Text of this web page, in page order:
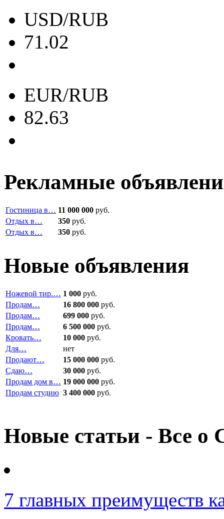
USD/RUB
71.02
EUR/RUB
82.63
Рекламные
Гостиница в… 11 000 000 руб.
Отдых в…
350 руб.
Отдых в…
350 руб.
Новые объявления
Ножевой тир.… 1 000 руб.
Продам…
16 800 000 руб.
Продам…
699 000 руб.
Продам…
6 500 000 руб.
Кровать…
10 000 руб.
Для…
нет
Продают…
15 000 000 руб.
Сдаю…
30 000 руб.
Продам дом в… 19 000 000 руб.
Продам студию 3 400 000 руб.
Новые статьи - Все о
7 главных преимуществ